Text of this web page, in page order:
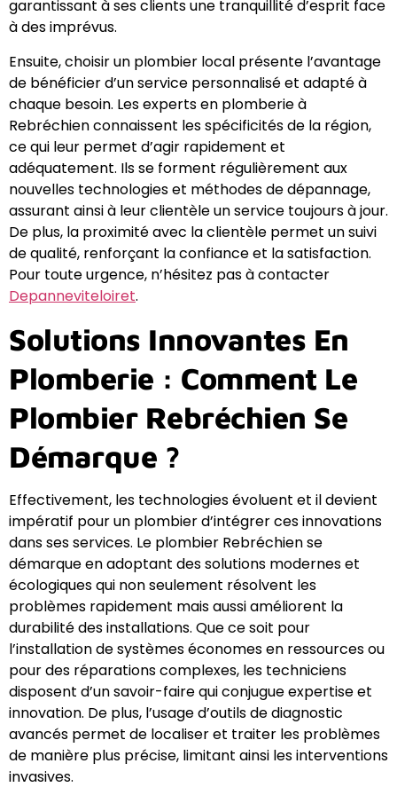
garantissant à ses clients une tranquillité d’esprit face
à des imprévus.
Ensuite, choisir un plombier local présente l’avantage
de bénéficier d’un service personnalisé et adapté à
chaque besoin. Les experts en plomberie à
Rebréchien connaissent les spécificités de la région,
ce qui leur permet d’agir rapidement et
adéquatement. Ils se forment régulièrement aux
nouvelles technologies et méthodes de dépannage,
assurant ainsi à leur clientèle un service toujours à jour.
De plus, la proximité avec la clientèle permet un suivi
de qualité, renforçant la confiance et la satisfaction.
Pour toute urgence, n’hésitez pas à contacter
Depanneviteloiret.
Solutions Innovantes En
Plomberie : Comment Le
Plombier Rebréchien Se
Démarque ?
Effectivement, les technologies évoluent et il devient
impératif pour un plombier d’intégrer ces innovations
dans ses services. Le plombier Rebréchien se
démarque en adoptant des solutions modernes et
écologiques qui non seulement résolvent les
problèmes rapidement mais aussi améliorent la
durabilité des installations. Que ce soit pour
l’installation de systèmes économes en ressources ou
pour des réparations complexes, les techniciens
disposent d’un savoir-faire qui conjugue expertise et
innovation. De plus, l’usage d’outils de diagnostic
avancés permet de localiser et traiter les problèmes
de manière plus précise, limitant ainsi les interventions
invasives.